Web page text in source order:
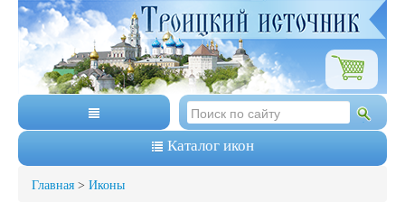
Каталог икон
Главная > Иконы